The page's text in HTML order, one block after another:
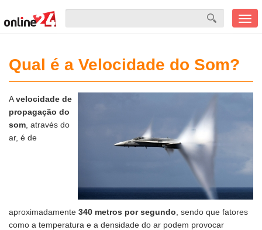
Qual é a Velocidade do Som?
Avelocidade de
propagação do
som , através do
ar, é de
aproximadamente 340 metros por segundo , sendo que fatores
como a temperatura e a densidade do ar podem provocar